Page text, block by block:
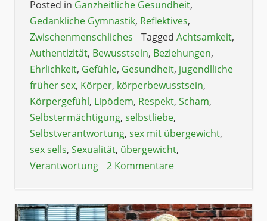
Posted in Ganzheitliche Gesundheit,
Gedankliche Gymnastik, Reflektives,
Zwischenmenschliches
Tagged Achtsamkeit,
Authentizität, Bewusstsein, Beziehungen,
Ehrlichkeit, Gefühle, Gesundheit, jugendlliche
früher sex, Körper, körperbewusstsein,
Körpergefühl, Lipödem, Respekt, Scham,
Selbstermächtigung, selbstliebe,
Selbstverantwortung, sex mit übergewicht,
sex sells, Sexualität, übergewicht,
Verantwortung
2 Kommentare